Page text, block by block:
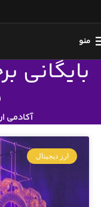
منو
بایگانی
آکادمی
ارز دیجیتال